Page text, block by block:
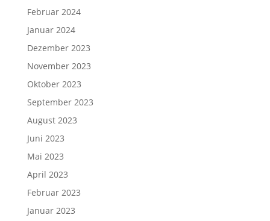
Februar 2024
Januar 2024
Dezember 2023
November 2023
Oktober 2023
September 2023
August 2023
Juni 2023
Mai 2023
April 2023
Februar 2023
Januar 2023